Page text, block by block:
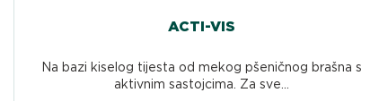
ACTI-VIS
Na bazi kiselog tijesta od mekog pšeničnog brašna s
aktivnim sastojcima. Za sve...